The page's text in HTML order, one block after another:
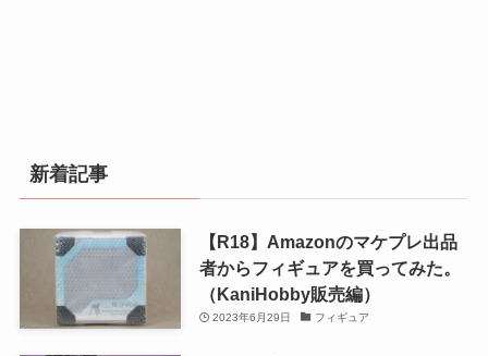
新着記事
【R18】Amazonのマケプレ出品
者からフィギュアを買ってみた。
（KaniHobby販売編）
2023年6月29日 フィギュア